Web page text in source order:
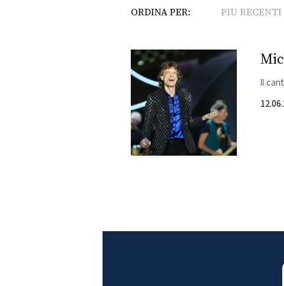
NEWS
FOTO
CONCORSI
ORDINA PER: PIU RECENTI
Il